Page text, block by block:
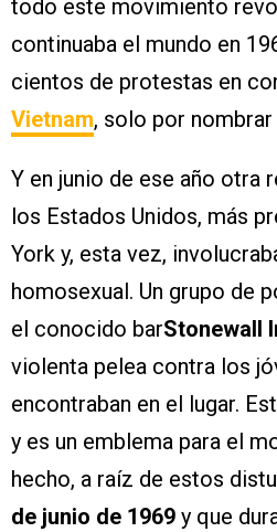
todo este movimiento
continuaba el mundo en
cientos de protestas en
Vietnam, solo por
Y en junio de ese año otra
los Estados Unidos, más
York y, esta vez,
homosexual. Un grupo de
el conocido barStonewall
violenta pelea contra los
encontraban en el lugar.
y es un emblema para el
hecho, a raíz de estos
de junio de 1969 y que